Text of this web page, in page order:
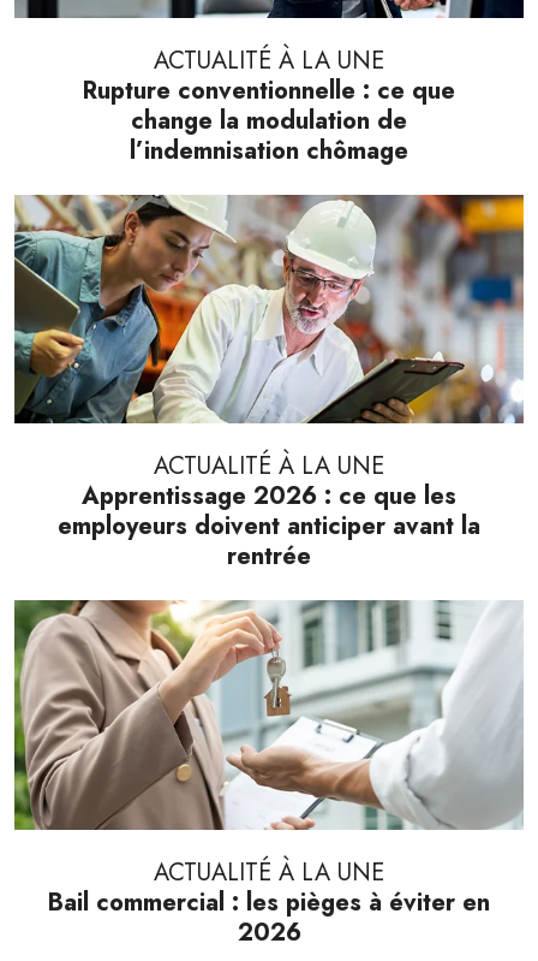
ACTUALITÉ À LA UNE
Rupture conventionnelle : ce que
change la modulation de
l’indemnisation chômage
ACTUALITÉ À LA UNE
Apprentissage 2026 : ce que les
employeurs doivent anticiper avant la
rentrée
ACTUALITÉ À LA UNE
Bail commercial : les pièges à éviter en
2026